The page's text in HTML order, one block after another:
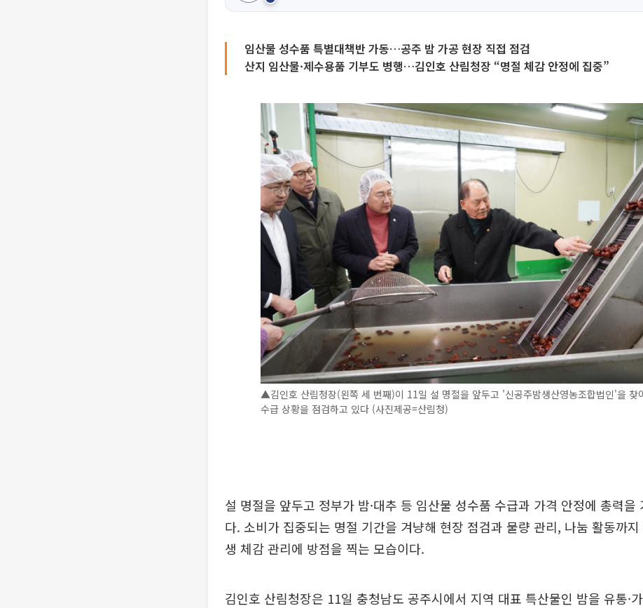
임산물 성수품 특별대책반 가동…공주 밤 가공 현장 직접 점검
산지 임산물·제수용품 기부도 병행…김인호 산림청장 “명절 체감 안정에 집중”
▲김인호 산림청장(왼쪽 세 번째)이 11일 설 명절을 앞두고 '신공주밤생산영농조합법인'을 찾
수급 상황을 점검하고 있다 (사진제공=산림청)
설 명절을 앞두고 정부가 밤·대추 등 임산물 성수품 수급과 가격 안정에 총력을
다. 소비가 집중되는 명절 기간을 겨냥해 현장 점검과 물량 관리, 나눔 활동까지
생 체감 관리에 방점을 찍는 모습이다.
김인호 산림청장은 11일 충청남도 공주시에서 지역 대표 특산물인 밤을 유통·